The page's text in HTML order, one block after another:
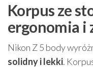
Korpus ze
ergonomia i
Nikon Z 5 body
solidny i lekki.